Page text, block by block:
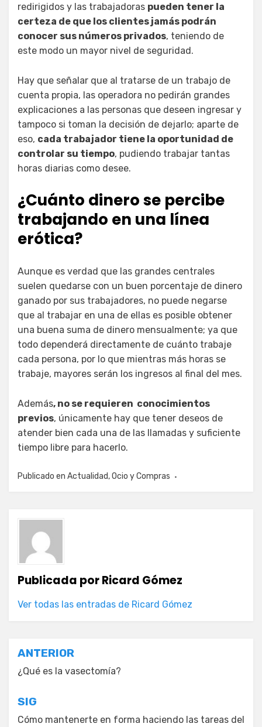
redirigidos y las trabajadoras pueden tener la
certeza de que los clientes jamás podrán
conocer sus números privados, teniendo de
este modo un mayor nivel de seguridad.
Hay que señalar que al tratarse de un trabajo de
cuenta propia, las operadora no pedirán grandes
explicaciones a las personas que deseen ingresar y
tampoco si toman la decisión de dejarlo; aparte de
eso, cada trabajador tiene la oportunidad de
controlar su tiempo, pudiendo trabajar tantas
horas diarias como desee.
¿Cuánto dinero se percibe
trabajando en una línea
erótica?
Aunque es verdad que las grandes centrales
suelen quedarse con un buen porcentaje de dinero
ganado por sus trabajadores, no puede negarse
que al trabajar en una de ellas es posible obtener
una buena suma de dinero mensualmente; ya que
todo dependerá directamente de cuánto trabaje
cada persona, por lo que mientras más horas se
trabaje, mayores serán los ingresos al final del mes.
Además, no se requieren conocimientos
previos, únicamente hay que tener deseos de
atender bien cada una de las llamadas y suficiente
tiempo libre para hacerlo.
Publicado en Actualidad,Ocio y Compras
Publicada porRicard Gómez
Ver todas las entradas de Ricard Gómez
Navegación
de
entradas
ANTERIOR
¿Qué es la vasectomía?
SIG
Cómo mantenerte en forma haciendo las tareas del